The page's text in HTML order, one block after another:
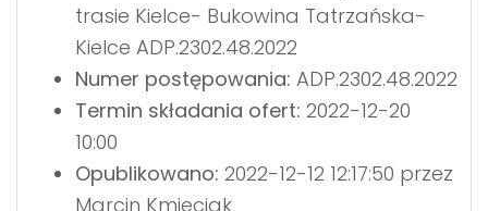
trasie Kielce- Bukowina Tatrzańska-
Kielce ADP.2302.48.2022
Numer postępowania: ADP.2302.48.2022
Termin składania ofert: 2022-12-20
10:00
Opublikowano: 2022-12-12 12:17:50 przez
Marcin Kmieciak